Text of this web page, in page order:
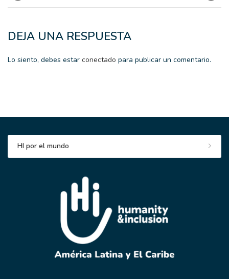
DEJA UNA RESPUESTA
Lo siento, debes estar conectado para publicar un comentario.
HI por el mundo